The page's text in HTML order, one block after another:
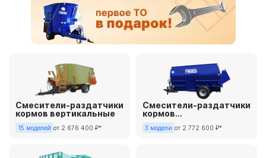
Смесители-раздатчики
кормов вертикальные
15 моделей от 2 676 400 ₽*
Смесители-раздатчики
кормов
3 модели от 2 772 600 ₽*